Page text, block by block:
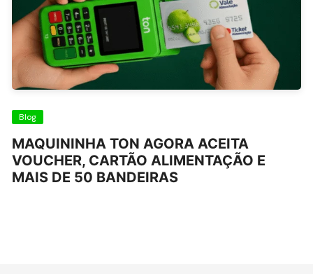
Blog
MAQUININHA TON AGORA ACEITA
VOUCHER, CARTÃO ALIMENTAÇÃO E
MAIS DE 50 BANDEIRAS